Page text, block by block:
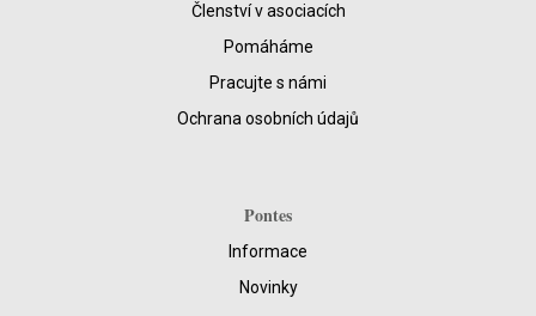
Členství v asociacích
Pomáháme
Pracujte s námi
Ochrana osobních údajů
Pontes
Informace
Novinky